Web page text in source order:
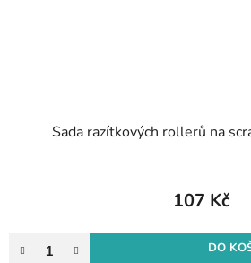
Sada razítkových rollerů na
107 Kč
DO